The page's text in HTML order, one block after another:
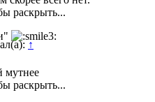
раскрыть...
↑
мутнее
раскрыть...